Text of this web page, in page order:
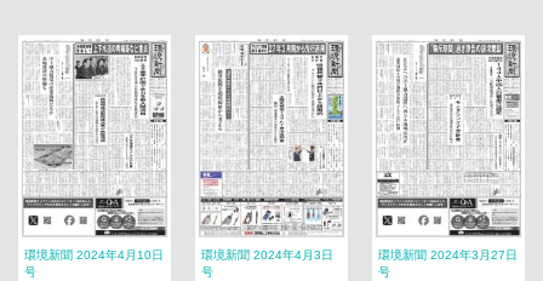
環境新聞 2024年4月10日
号
環境新聞 2024年4月3日
号
環境新聞 2024年3月27日
号